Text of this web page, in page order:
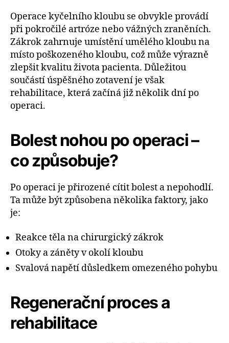
Operace kyčelního kloubu se obvykle provádí
při pokročilé artróze nebo vážných zraněních.
Zákrok zahrnuje umístění umělého kloubu na
místo poškozeného kloubu, což může výrazně
zlepšit kvalitu života pacienta. Důležitou
součástí úspěšného zotavení je však
rehabilitace, která začíná již několik dní po
operaci.
Bolest nohou po operaci –
co způsobuje?
Po operaci je přirozené cítit bolest a nepohodlí.
Ta může být způsobena několika faktory, jako
je:
Reakce těla na chirurgický zákrok
Otoky a záněty v okolí kloubu
Svalová napětí důsledkem omezeného pohybu
Regenerační proces a
rehabilitace